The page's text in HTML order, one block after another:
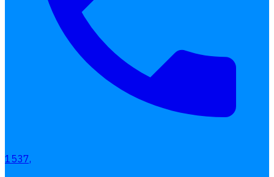
โปรแกรมบริหารงานบุคคล
การคิดเงินเดือน
เอกสารออนไลน์
1537,